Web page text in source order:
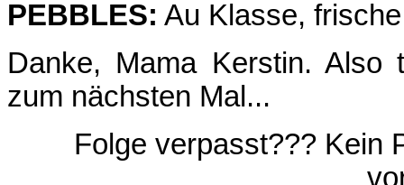
PEBBLES: Au Klasse,
Danke, Mama Kerstin. Also
zum nächsten Mal...
Folge verpasst??? Kein